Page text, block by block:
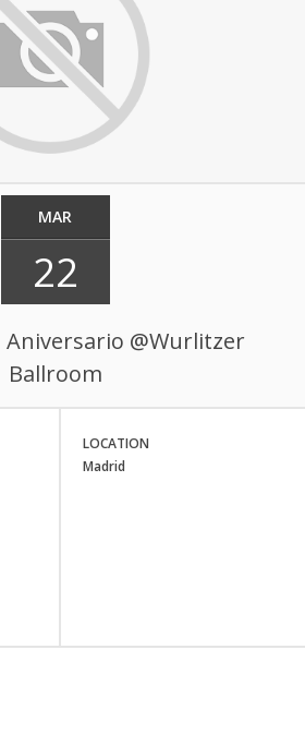
MAR
22
Aniversario @Wurlitzer
Ballroom
LOCATION
Madrid